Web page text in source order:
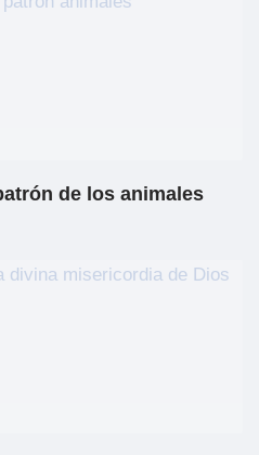
de los animales